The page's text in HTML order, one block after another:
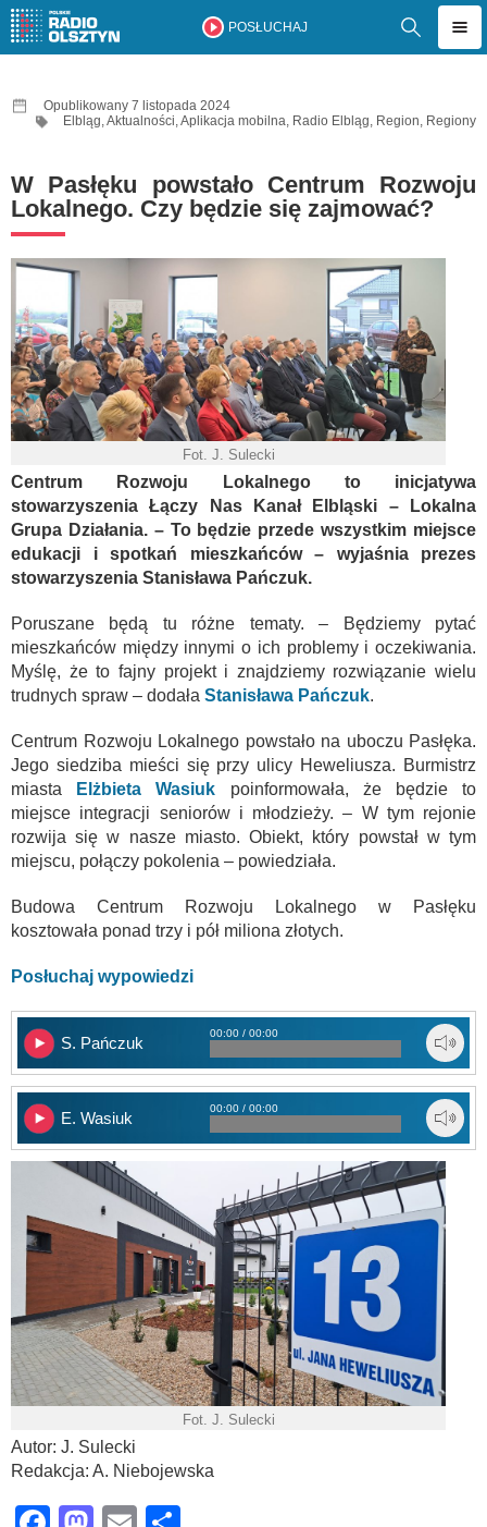
POSŁUCHAJ
Opublikowany 7 listopada 2024
Elbląg,Aktualności,Aplikacja mobilna, Radio Elbląg, Region, Regiony
W Pasłęku powstało Centrum Rozwoju
Lokalnego. Czy będzie się zajmować?
Fot. J. Sulecki
Centrum Rozwoju Lokalnego to inicjatywa
stowarzyszenia Łączy Nas Kanał Elbląski – Lokalna
Grupa Działania. – To będzie przede wszystkim miejsce
edukacji i spotkań mieszkańców – wyjaśnia prezes
stowarzyszenia Stanisława Pańczuk.
Poruszane będą tu różne tematy. – Będziemy pytać
mieszkańców między innymi o ich problemy i oczekiwania.
Myślę, że to fajny projekt i znajdziemy rozwiązanie wielu
trudnych spraw – dodała Stanisława Pańczuk.
Centrum Rozwoju Lokalnego powstało na uboczu Pasłęka.
Jego siedziba mieści się przy ulicy Heweliusza. Burmistrz
miasta
Elżbieta Wasiuk poinformowała, że będzie to
miejsce integracji seniorów i młodzieży. – W tym rejonie
rozwija się w nasze miasto. Obiekt, który powstał w tym
miejscu, połączy pokolenia – powiedziała.
Budowa Centrum Rozwoju Lokalnego w Pasłęku
kosztowała ponad trzy i pół miliona złotych.
Posłuchaj wypowiedzi
S. Pańczuk
00:00 / 00:00
E. Wasiuk
00:00 / 00:00
Fot. J. Sulecki
Autor: J. Sulecki
Redakcja: A. Niebojewska